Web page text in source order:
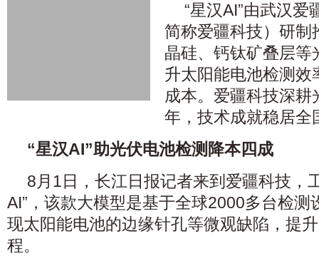
“星汉AI”由武汉
简称爱疆科技）研制
晶硅、钙钛矿叠层等
升太阳能电池检测效
成本。爱疆科技深
年，技术成就稳居全
“星汉AI”助光伏电池检测降本四成
8月1日，长江日报记者来到爱疆科技，
AI”，该款大模型是基于全球2000多台检测
现太阳能电池的边缘针孔等微观缺陷，提
程。